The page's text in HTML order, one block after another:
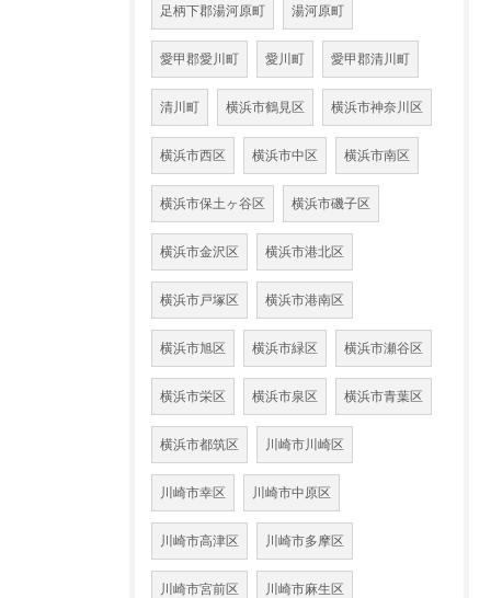
足柄下郡湯河原町 湯河原町
愛甲郡愛川町 愛川町 愛甲郡清川町
清川町 横浜市鶴見区 横浜市神奈川区
横浜市西区 横浜市中区 横浜市南区
横浜市保土ヶ谷区 横浜市磯子区
横浜市金沢区 横浜市港北区
横浜市戸塚区 横浜市港南区
横浜市旭区 横浜市緑区 横浜市瀬谷区
横浜市栄区 横浜市泉区 横浜市青葉区
横浜市都筑区 川崎市川崎区
川崎市幸区 川崎市中原区
川崎市高津区 川崎市多摩区
川崎市宮前区 川崎市麻生区